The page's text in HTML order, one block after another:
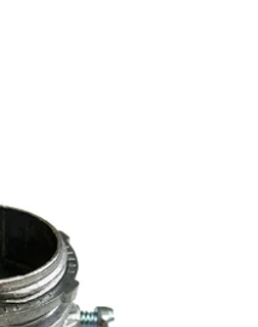
se centran
de